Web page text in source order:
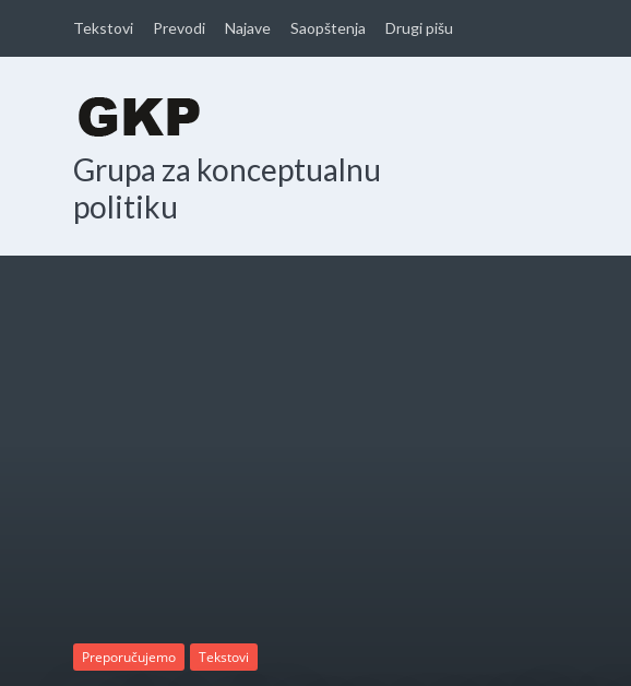
Tekstovi Prevodi Najave Saopštenja Drugi pišu
Grupa za konceptualnu
politiku
Preporučujemo Tekstovi